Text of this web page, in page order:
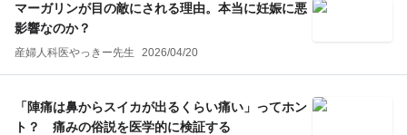
マーガリンが目の敵にされる理由。本当に妊娠に悪
影響なのか？
産婦人科医やっきー先生 2026/04/20
「陣痛は鼻からスイカが出るくらい痛い」ってホン
ト？ 痛みの俗説を医学的に検証する